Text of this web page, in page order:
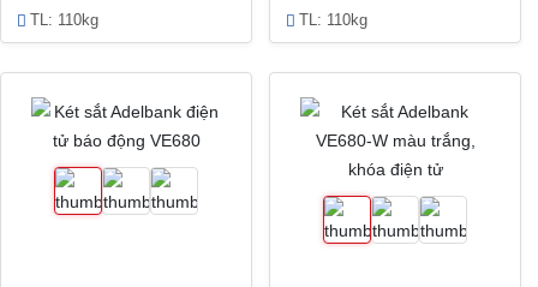
TL: 110kg TL: 110kg